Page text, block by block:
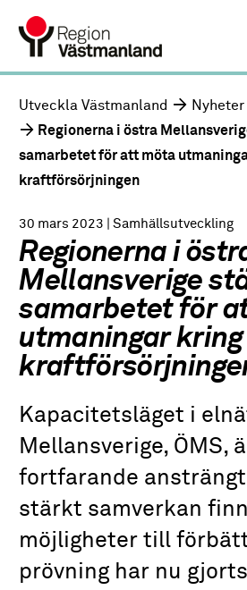
Utveckla Västmanland
Nyheter
Regionerna i östra
samarbetet för att möta
kraftförsörjningen
30 mars 2023 | Samhällsutveckling
Regionerna i
Mellansverige
samarbetet för
utmaningar kring
Kapacitetsläget i
Mellansverige, ÖMS,
fortfarande
stärkt samverkan
möjligheter till
prövning har nu